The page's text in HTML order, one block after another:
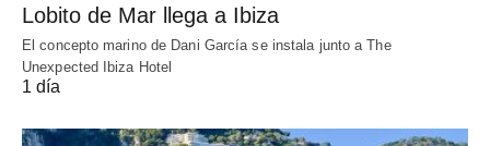
Lobito de Mar llega a Ibiza
El concepto marino de Dani García se instala junto a The
Unexpected Ibiza Hotel
1 día